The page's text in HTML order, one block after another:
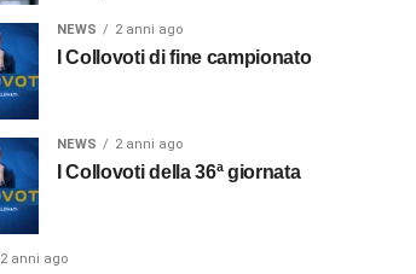
NEWS 2 anni ago
I Collovoti di fine campionato
NEWS 2 anni ago
I Collovoti della 36ª giornata
2 anni ago